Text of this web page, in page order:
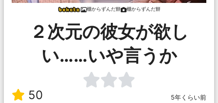
棚からずんだ餅 棚からずんだ餅
２次元の彼女が欲し
い……いや言うか
50
5年くらい前